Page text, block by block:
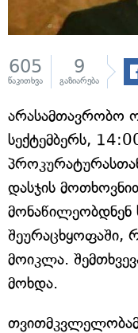
605
წაკითხვა
9
გაზიარება
არასამთავრობო
სექტემბერს,
დასჯის
მონაწილეობდნენ
შეურაცხყოფაში,
მოიკლა.
მოხდა.